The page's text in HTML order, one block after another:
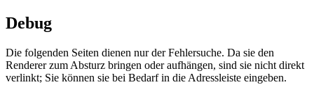
Debug
Die folgenden Seiten dienen nur der Fehlersuche. Da sie den
Renderer zum Absturz bringen oder aufhängen, sind sie nicht direkt
verlinkt; Sie können sie bei Bedarf in die Adressleiste eingeben.